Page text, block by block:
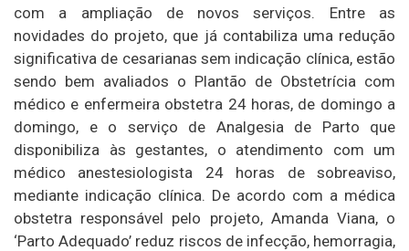
com a ampliação de novos serviços. Entre as
novidades do projeto, que já contabiliza uma redução
significativa de cesarianas sem indicação clínica, estão
sendo bem avaliados o Plantão de Obstetrícia com
médico e enfermeira obstetra 24 horas, de domingo a
domingo, e o serviço de Analgesia de Parto que
disponibiliza às gestantes, o atendimento com um
médico anestesiologista 24 horas de sobreaviso,
mediante indicação clínica. De acordo com a médica
obstetra responsável pelo projeto, Amanda Viana, o
‘Parto Adequado’ reduz riscos de infecção, hemorragia,